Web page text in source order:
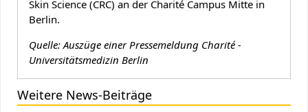
Skin Science (CRC) an der Charité Campus Mitte in
Berlin.
Quelle: Auszüge einer Pressemeldung Charité -
Universitätsmedizin Berlin
Weitere News-Beiträge